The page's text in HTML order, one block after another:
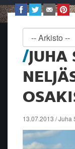
JUHA
13.07.2013 / Juha